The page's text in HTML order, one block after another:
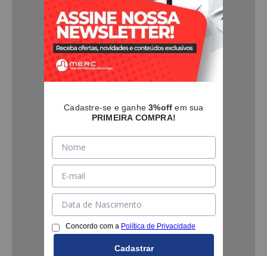
Cadastre-se e ganhe3%off em sua
PRIMEIRA COMPRA!
Concordo com a Política de Privacidade
Cadastrar